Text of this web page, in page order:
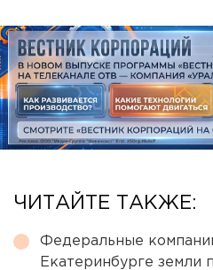
ЧИТАЙТЕ ТАКЖЕ:
Федеральные
Екатеринбурге земли